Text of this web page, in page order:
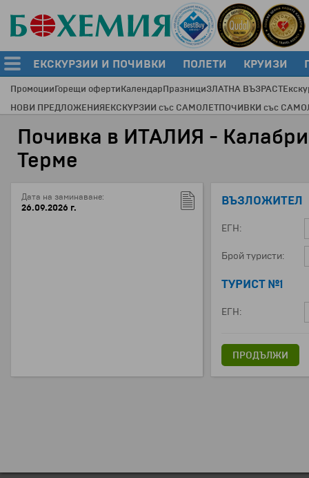
ЕКСКУРЗИИ И ПОЧИВКИ ПОЛЕТИ КРУИЗИ
ПромоцииГорещи офертиКалендарПразнициЗЛАТНА ВЪЗРАСТ
НОВИ ПРЕДЛОЖЕНИЯЕКСКУРЗИИ със САМОЛЕТПОЧИВКИ със
Почивка в ИТАЛИЯ -
Терме
Дата на заминаване:
26.09.2026 г. ВЪЗЛОЖИТЕЛ
ЕГН:
Брой туристи:
ТУРИСТ №1
ЕГН:
ПРОДЪЛЖИ